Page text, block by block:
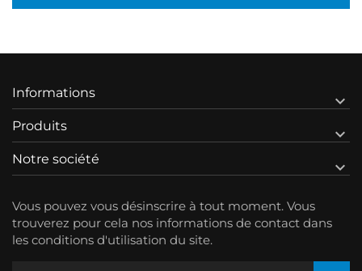
Informations 
Produits 
Notre société 
Vous pouvez vous désinscrire à tout moment. Vous
trouverez pour cela nos informations de contact dans
les conditions d'utilisation du site.